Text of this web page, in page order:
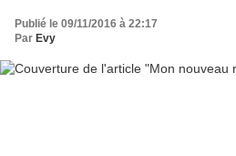
Publié le 09/11/2016 à 22:17
Par Evy